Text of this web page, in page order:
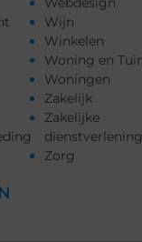
Wijn
Winkelen
Woning en
Woningen
Zakelijk
Zakelijke
Zorg